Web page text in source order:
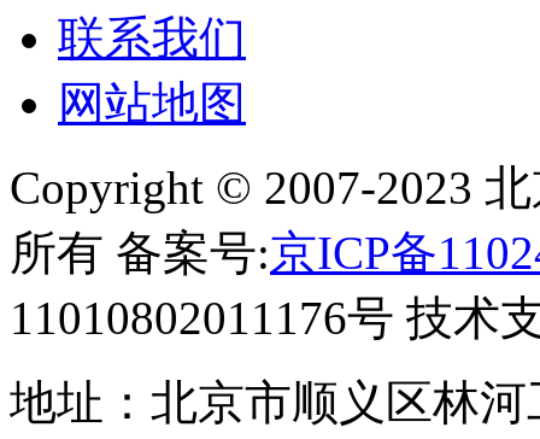
联系我们
网站地图
Copyright © 2007-2023
所有 备案号:京ICP备
11010802011176号 技术
地址：北京市顺义区林